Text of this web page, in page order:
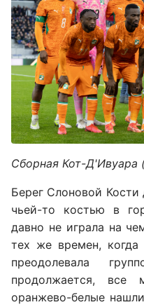
Сборная Кот-Д'Ивуара
Берег Слоновой Кости
чьей-то костью в
давно не играла на
тех же времен,
преодолевала
продолжается, все
оранжево-белые